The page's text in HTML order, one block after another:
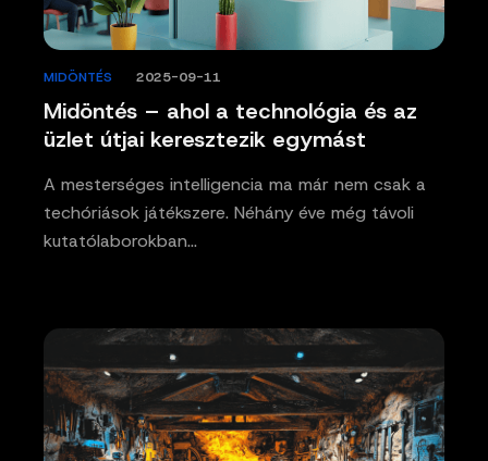
Midöntés – ahol a technológia és az
üzlet útjai keresztezik egymást
MIDÖNTÉS 2025-09-11
A mesterséges intelligencia ma már nem csak a
techóriások játékszere. Néhány éve még távoli
kutatólaborokban…